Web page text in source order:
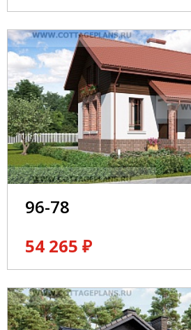
96-78
54 265 ₽